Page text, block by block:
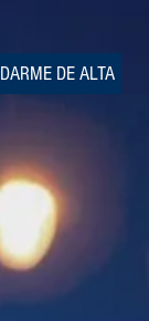
DARME DE ALTA